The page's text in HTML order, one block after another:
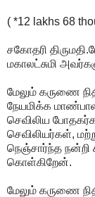
( *12 lakhs 68
சகோதரி
மகாலட்சுமி
மேலும் கருணை
நேயமிக்க
செவிலிய
செவிலியர்கள்,
நெஞ்சார்ந்த
கொள்கிறேன்.
மேலும் கருணை